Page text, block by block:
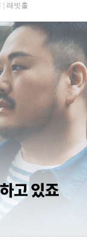
래빗홀